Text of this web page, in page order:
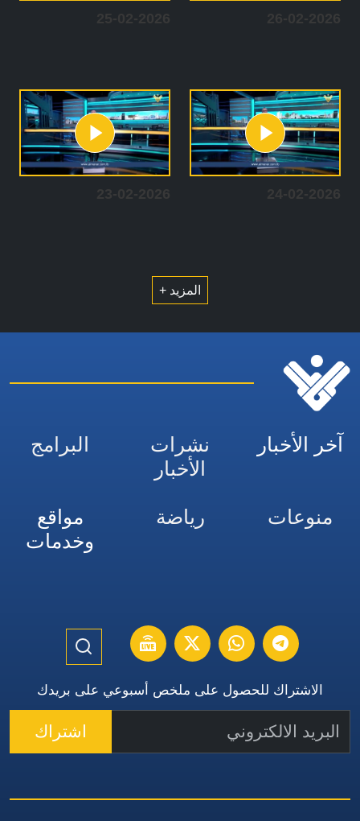
26-02-2026
25-02-2026
24-02-2026
23-02-2026
المزيد +
آخر الأخبار
نشرات
الأخبار
البرامج
منوعات رياضة
مواقع
وخدمات
الاشتراك للحصول على ملخص أسبوعي على بريدك
اشتراك